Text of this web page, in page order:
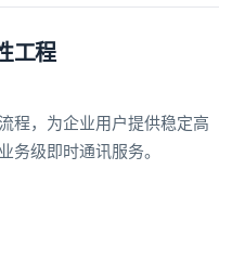
工程
程，为企业用户提供稳定高
务级即时通讯服务。